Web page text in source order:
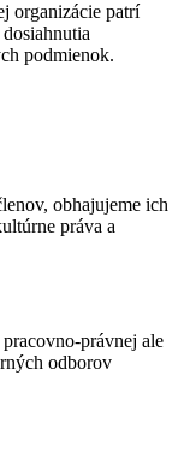
organizácie patrí
podmienok.
obhajujeme ich
práva a
právnej ale
odborov